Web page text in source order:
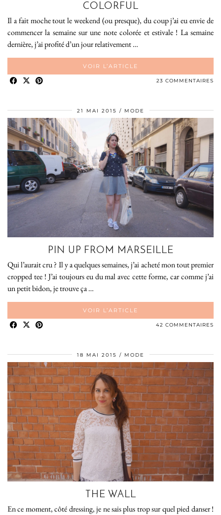
COLORFUL
Il a fait moche tout le weekend (ou presque), du coup j’ai eu envie de
commencer la semaine sur une note colorée et estivale ! La semaine
dernière, j’ai profité d’un jour relativement …
VOIR L’ARTICLE
23 COMMENTAIRES
21 MAI 2015 MODE
PIN UP FROM MARSEILLE
Qui l’aurait cru ? Il y a quelques semaines, j’ai acheté mon tout premier
cropped tee ! J’ai toujours eu du mal avec cette forme, car comme j’ai
un petit bidon, je trouve ça …
VOIR L’ARTICLE
42 COMMENTAIRES
18 MAI 2015 MODE
THE WALL
En ce moment, côté dressing, je ne sais plus trop sur quel pied danser !